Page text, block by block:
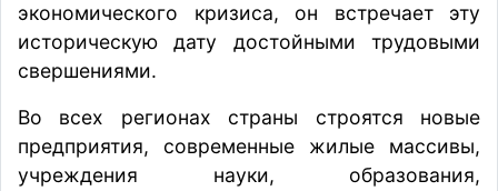
экономического кризиса, он встречает эту
историческую дату достойными трудовыми
свершениями.
Во всех регионах страны строятся новые
предприятия, современные жилые массивы,
учреждения науки, образования,